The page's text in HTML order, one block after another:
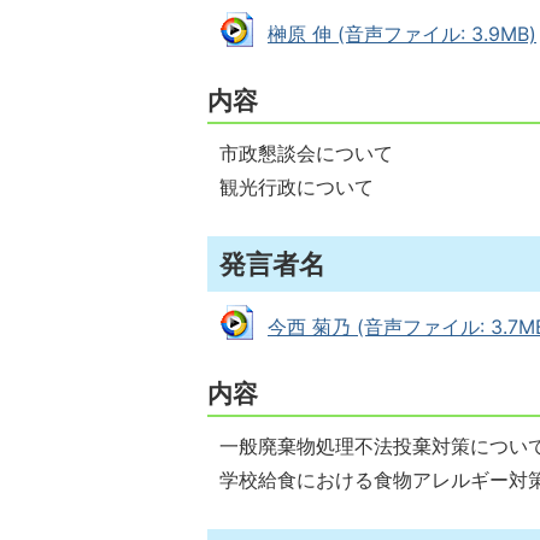
榊原 伸 (音声ファイル: 3.9MB)
内容
市政懇談会について
観光行政について
発言者名
今西 菊乃 (音声ファイル:
内容
一般廃棄物処理不法投棄対策につい
学校給食における食物アレルギー対